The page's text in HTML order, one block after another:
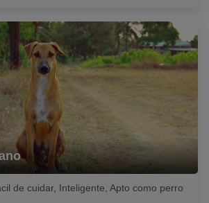
de cuidar, Inteligente, Apto como perro